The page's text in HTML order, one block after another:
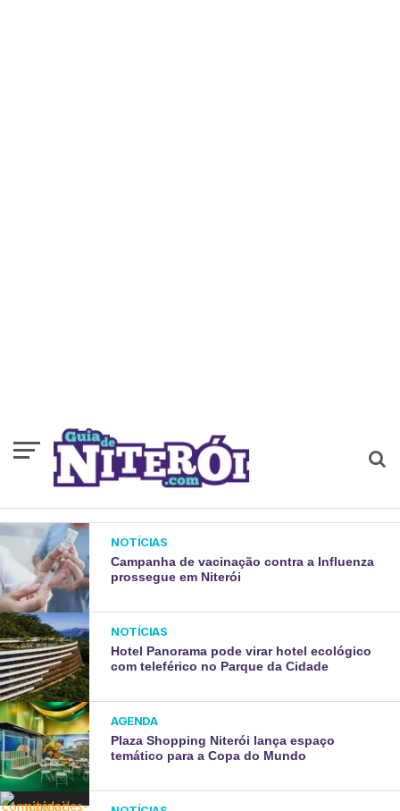
NOTÍCIAS
Campanha de vacinação contra a Influenza
prossegue em Niterói
NOTÍCIAS
Hotel Panorama pode virar hotel ecológico
com teleférico no Parque da Cidade
AGENDA
Plaza Shopping Niterói lança espaço
temático para a Copa do Mundo